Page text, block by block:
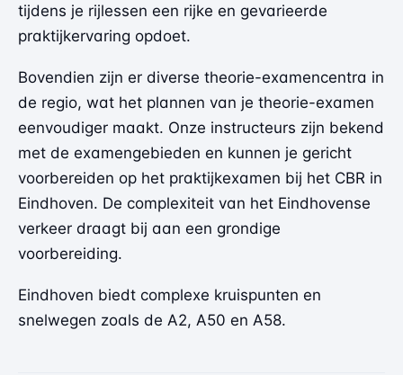
tijdens je rijlessen een rijke en gevarieerde
praktijkervaring opdoet.
Bovendien zijn er diverse theorie-examencentra in
de regio, wat het plannen van je theorie-examen
eenvoudiger maakt. Onze instructeurs zijn bekend
met de examengebieden en kunnen je gericht
voorbereiden op het praktijkexamen bij het CBR in
Eindhoven. De complexiteit van het Eindhovense
verkeer draagt bij aan een grondige
voorbereiding.
Eindhoven biedt complexe kruispunten en
snelwegen zoals de A2, A50 en A58.